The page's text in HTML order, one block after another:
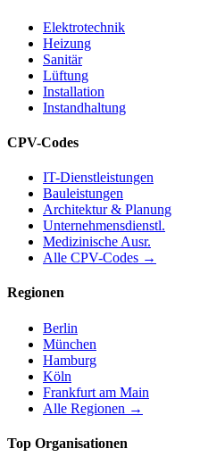
Elektrotechnik
Heizung
Sanitär
Lüftung
Installation
Instandhaltung
CPV-Codes
IT-Dienstleistungen
Bauleistungen
Architektur & Planung
Unternehmensdienstl.
Medizinische Ausr.
Alle CPV-Codes →
Regionen
Berlin
München
Hamburg
Köln
Frankfurt am Main
Alle Regionen →
Top Organisationen